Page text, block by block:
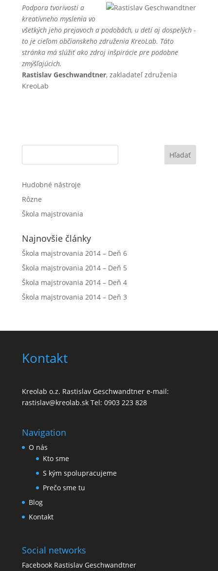
Podpora tvorivosti a
kreatívneho myslenia vo
všetkých jeho prejavoch a podobách, u detí aj dospelých -
to je cieľom občianskeho združenia KreoLab. Táto
stránka má slúžiť ako zdroj inšpirácie pre podobne
zmýšľajúcich.
Rastislav Geschwandtner, zakladateľ združenia
KreoLab
Hľadať
Hudobné nástroje
Rôzne
Škola majstrovania
Najnovšie články
Škola majstrovania 2014 – Deň 6
Škola majstrovania 2014 – Deň 5
Škola majstrovania 2014 – Deň 4
Škola majstrovania 2014 – Deň 3
Kontakt
Kreolab o.z. Rastislav Geschwandtner e-mail:
rastislav@kreolab.sk Tel: 0903 223 828
Navigation
O nás
Kto sme
S kým spolupracujeme
Prečo sme tu
Blog
Kontakt
Social networks
Facebook Rastislav Geschwandtner